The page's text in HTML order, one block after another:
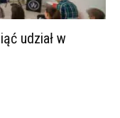
udział w